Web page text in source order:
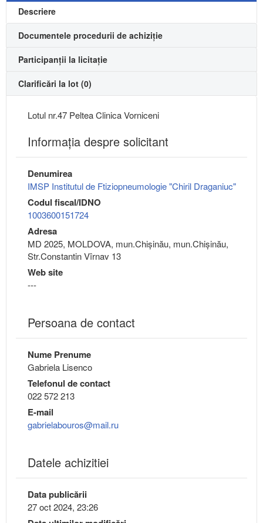
Descriere
Documentele procedurii de achiziție
Participanții la licitație
Clarificări la lot (0)
Lotul nr.47 Peltea Clinica Vorniceni
Informaţia despre solicitant
Denumirea
IMSP Institutul de Ftiziopneumologie "Chiril Draganiuc"
Codul fiscal/IDNO
1003600151724
Adresa
MD 2025, MOLDOVA, mun.Chişinău, mun.Chişinău,
Str.Constantin Vîrnav 13
Web site
---
Persoana de contact
Nume Prenume
Gabriela Lisenco
Telefonul de contact
022 572 213
E-mail
gabrielabouros@mail.ru
Datele achizitiei
Data publicării
27 oct 2024, 23:26